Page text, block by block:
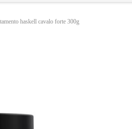
haskell cavalo forte 300g